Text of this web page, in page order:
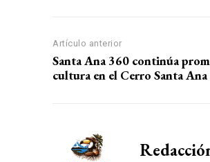
Artículo anterior
Santa Ana 360 continúa
cultura en el Cerro Santa Ana